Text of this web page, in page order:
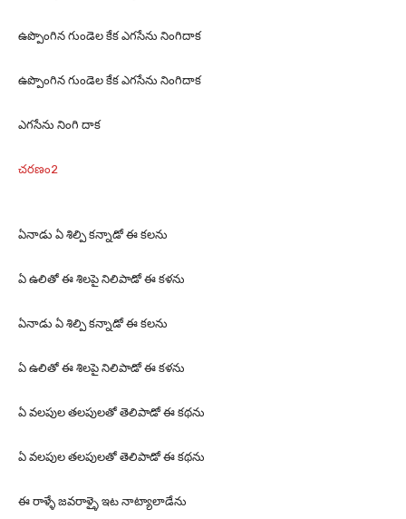
ఉప్పొంగిన గుండెల కేక ఎగసేను నింగిదాక
ఉప్పొంగిన గుండెల కేక ఎగసేను నింగిదాక
ఎగసేను నింగి దాక
చరణం2
ఏనాడు ఏ శిల్పి కన్నాడో ఈ కలను
ఏ ఉలితో ఈ శిలపై నిలిపాడో ఈ కళను
ఏనాడు ఏ శిల్పి కన్నాడో ఈ కలను
ఏ ఉలితో ఈ శిలపై నిలిపాడో ఈ కళను
ఏ వలపుల తలపులతో తెలిపాడో ఈ కథను
ఏ వలపుల తలపులతో తెలిపాడో ఈ కథను
ఈ రాళ్ళే జవరాళ్ళై ఇట నాట్యాలాడేను